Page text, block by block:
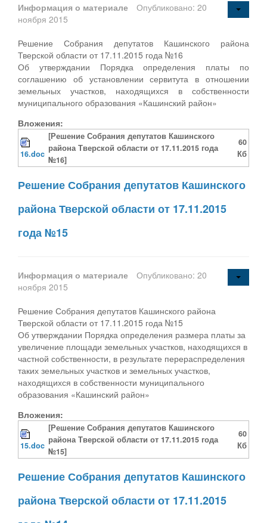
Информация о материале
Опубликовано: 20
ноября 2015
Решение Собрания депутатов Кашинского района
Тверской области от 17.11.2015 года №16
Об утверждании Порядка определения платы по
соглашению об установлении сервитута в отношении
земельных участков, находящихся в собственности
муниципального образования «Кашинский район»
Вложения:
16.doc
[Решение Собрания депутатов Кашинского
района Тверской области от 17.11.2015 года
№16]
60
Кб
Решение Собрания депутатов Кашинского
района Тверской области от 17.11.2015
года №15
Информация о материале
Опубликовано: 20
ноября 2015
Решение Собрания депутатов Кашинского района
Тверской области от 17.11.2015 года №15
Об утверждании Порядка определения размера платы за
увеличение площади земельных участков, находящихся в
частной собственности, в результате перераспределения
таких земельных участков и земельных участков,
находящихся в собственности муниципального
образования «Кашинский район»
Вложения:
15.doc
[Решение Собрания депутатов Кашинского
района Тверской области от 17.11.2015 года
№15]
60
Кб
Решение Собрания депутатов Кашинского
района Тверской области от 17.11.2015